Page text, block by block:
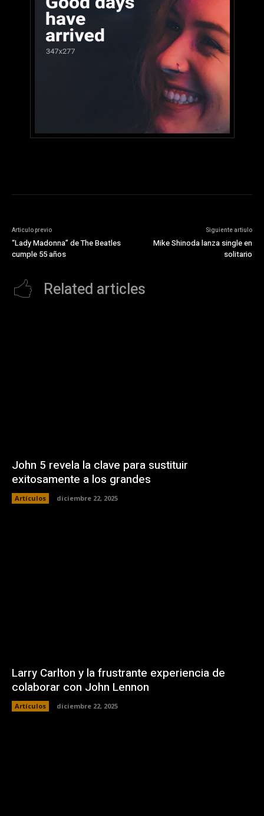
Articulo previo
“Lady Madonna” de The Beatles
cumple 55 años
Siguiente artiulo
Mike Shinoda lanza single en
solitario
Related articles
John 5 revela la clave para sustituir
exitosamente a los grandes
Artículos diciembre 22, 2025
Larry Carlton y la frustrante experiencia de
colaborar con John Lennon
Artículos diciembre 22, 2025